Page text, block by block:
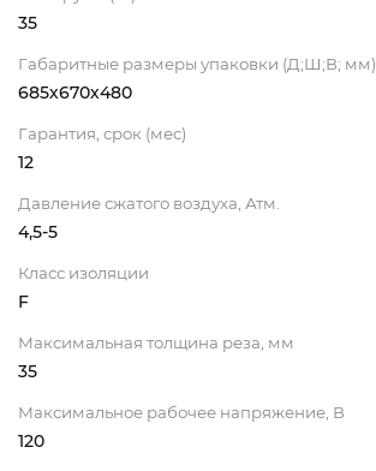
35
Габаритные размеры упаковки (Д;Ш;В; мм)
685х670х480
Гарантия, срок (мес)
12
Давление сжатого воздуха, Атм.
4,5-5
Класс изоляции
F
Максимальная толщина реза, мм
35
Максимальное рабочее напряжение, В
120